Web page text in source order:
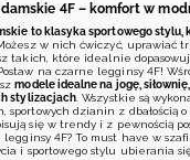
4F – komfort w
to klasyka sportowego stylu,
w nich ćwiczyć, uprawiać
takich, które idealnie
na czarne legginsy 4F!
modele idealne na jogę,
stylizacjach. Wszystkie są
sportowych dzianin z dbałością
się w trendy i z pewnością
4F? To must have w
i sportowego stylu ubierania